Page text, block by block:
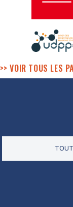
>> VOIR TOUS LES